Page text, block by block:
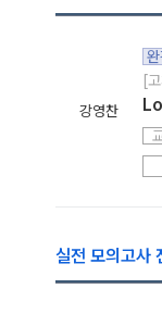
강영찬
[
실전 모의고사